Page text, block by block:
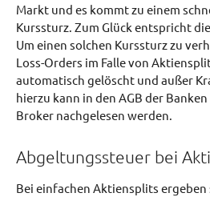
Markt und es kommt zu einem
Kurssturz. Zum Glück entspricht
Um einen solchen Kurssturz zu
Loss-Orders im Falle von
automatisch gelöscht und außer
hierzu kann in den AGB der
Broker nachgelesen werden.
Abgeltungssteuer bei
Bei einfachen Aktiensplits